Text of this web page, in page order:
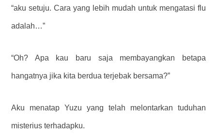
“aku setuju. Cara yang lebih mudah untuk mengatasi flu
adalah…”
“Oh? Apa kau baru saja membayangkan betapa
hangatnya jika kita berdua terjebak bersama?”
Aku menatap Yuzu yang telah melontarkan tuduhan
misterius terhadapku.